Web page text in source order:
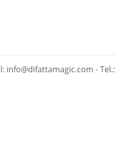
info@difattamagic.com - Tel.: